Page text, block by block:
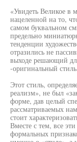
«Увидеть Великое в
нацеленной на то,
самом буквальном
предельно
тенденции
отразились не
выходе решающий
-оригинальный
Этот стиль,
реализм», не был
форме, дав целый
рассматриваемых
стоит
Вместе с тем, все
формальных